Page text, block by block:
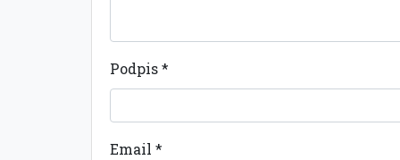
Podpis*
Email *